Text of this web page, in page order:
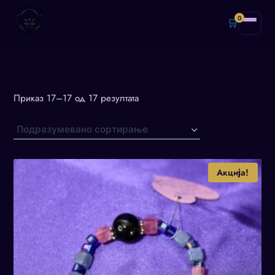
🛒0
Приказ 17–17 од 17 резултата
Акција!